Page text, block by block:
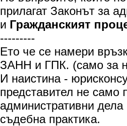
прилагат Законът за
и Гражданският
---------
Ето че се намери
ЗАНН и ГПК. (само за
И наистина -
представител не само
административни
съдебна практика.